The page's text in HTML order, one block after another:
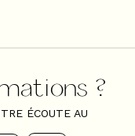
?
ÉCOUTE AU